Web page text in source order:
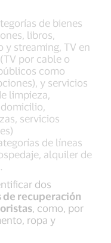
de bienes
libros,
streaming, TV en
por cable o
como
y servicios
limpieza,
servicios
de líneas
alquiler de
dos
de recuperación
, como, por
ropa y